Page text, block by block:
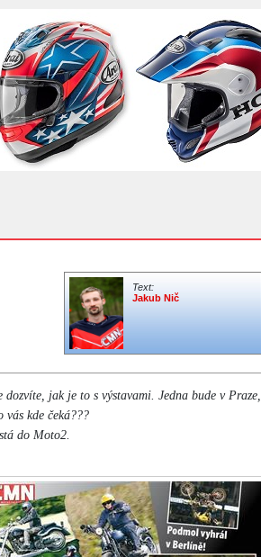
Text:
Jakub Nič
jak je to s výstavami. Jedna bude v Praze,
kde čeká???
do Moto2.